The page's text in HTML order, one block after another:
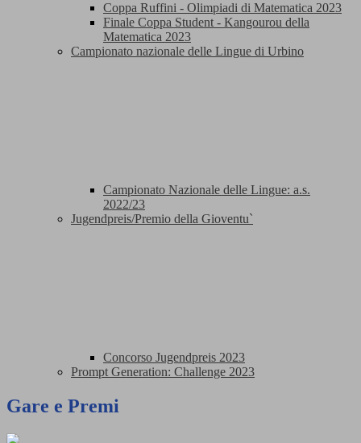
Coppa Ruffini - Olimpiadi di Matematica 2023
Finale Coppa Student - Kangourou della
Matematica 2023
Campionato nazionale delle Lingue di Urbino
Campionato Nazionale delle Lingue: a.s.
2022/23
Jugendpreis/Premio della Gioventu`
Concorso Jugendpreis 2023
Prompt Generation: Challenge 2023
Gare e Premi